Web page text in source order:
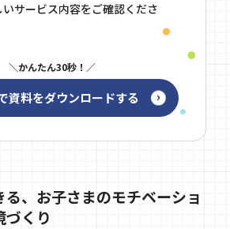
サービス内容をご確認くださ
かんたん30秒！
資料をダウンロードする
、お子さまのモチベーショ
づくり